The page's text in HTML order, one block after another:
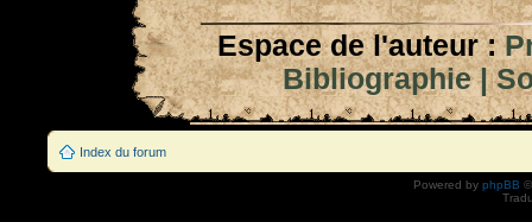
Espace de l'auteur :
Bibliographie|
Index du forum
Powered by phpBB